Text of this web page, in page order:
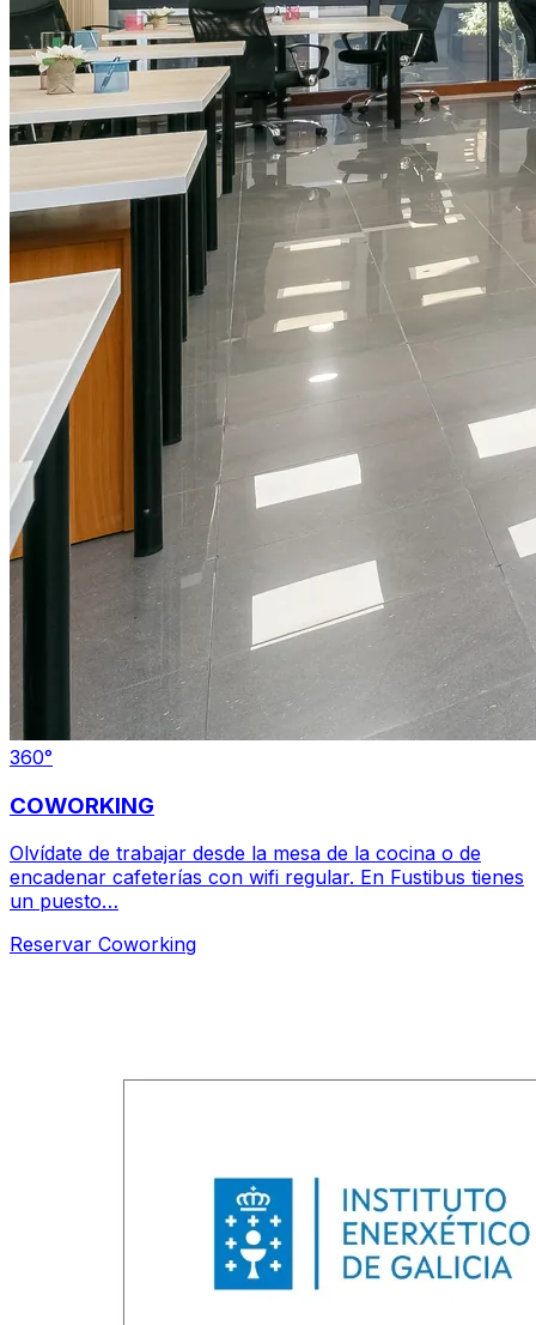
360°
COWORKING
Olvídate de trabajar desde la mesa de la cocina o de
encadenar cafeterías con wifi regular. En Fustibus tienes
un puesto…
Reservar Coworking